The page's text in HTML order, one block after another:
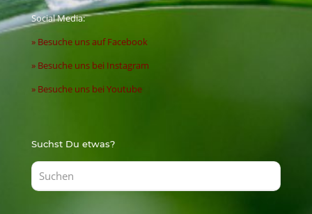
Social Media:
» Besuche uns auf Facebook
» Besuche uns bei Instagram
» Besuche uns bei Youtube
Suchst Du etwas?